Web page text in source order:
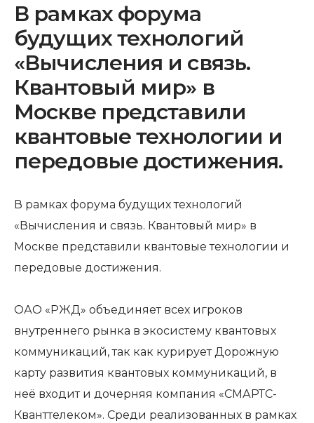
В рамках форума
будущих технологий
«Вычисления и связь.
Квантовый мир» в
Москве представили
квантовые технологии и
передовые достижения.
В рамках форума будущих технологий
«Вычисления и связь. Квантовый мир» в
Москве представили квантовые технологии и
передовые достижения.
ОАО «РЖД» объединяет всех игроков
внутреннего рынка в экосистему квантовых
коммуникаций, так как курирует Дорожную
карту развития квантовых коммуникаций, в
неё входит и дочерняя компания «СМАРТС-
Кванттелеком». Среди реализованных в рамках